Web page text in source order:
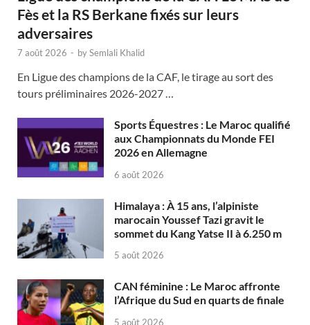
Fès et la RS Berkane fixés sur leurs
adversaires
7 août 2026 - bySemlali Khalid
En Ligue des champions de la CAF, le tirage au sort des
tours préliminaires 2026-2027 …
Sports Équestres : Le Maroc qualifié
aux Championnats du Monde FEI
2026 en Allemagne
6 août 2026
Himalaya : À 15 ans, l’alpiniste
marocain Youssef Tazi gravit le
sommet du Kang Yatse II à 6.250 m
5 août 2026
CAN féminine : Le Maroc affronte
l’Afrique du Sud en quarts de finale
5 août 2026